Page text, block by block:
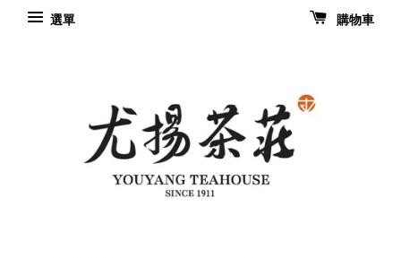
選單 購物車